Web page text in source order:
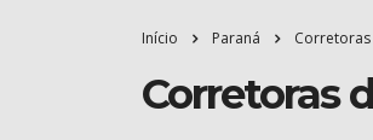
Início Paraná Corretoras
Corretoras